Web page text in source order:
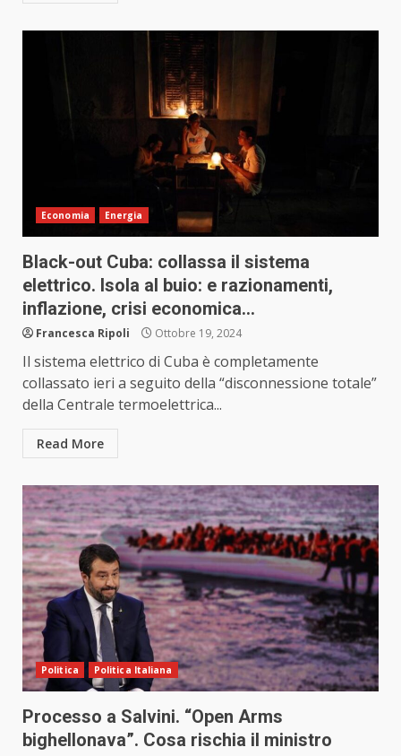
Economia Energia
Black-out Cuba: collassa il sistema
elettrico. Isola al buio: e razionamenti,
inflazione, crisi economica…
Francesca Ripoli Ottobre 19, 2024
Il sistema elettrico di Cuba è completamente
collassato ieri a seguito della “disconnessione totale”
della Centrale termoelettrica...
Read More
Politica Politica Italiana
Processo a Salvini. “Open Arms
bighellonava”. Cosa rischia il ministro